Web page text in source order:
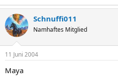
Schnuffi011
Namhaftes Mitglied
11 Juni 2004
Maya